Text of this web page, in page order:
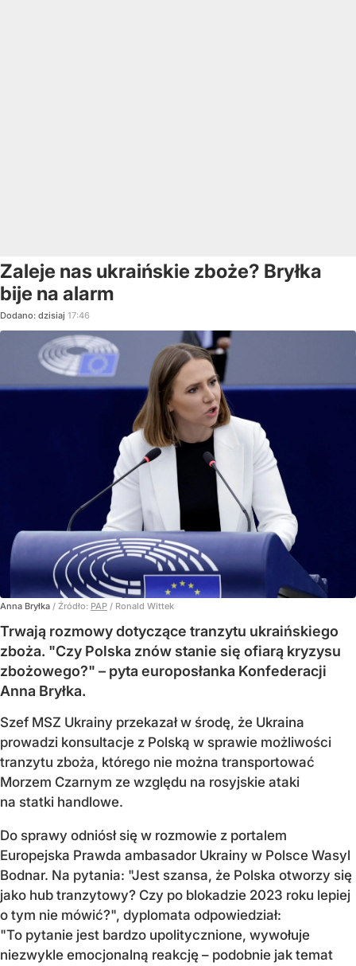
Zaleje nas ukraińskie zboże? Bryłka
bije na alarm
Dodano: dzisiaj 17:46
Anna Bryłka / Źródło: PAP / Ronald Wittek
Trwają rozmowy dotyczące tranzytu ukraińskiego
zboża. "Czy Polska znów stanie się ofiarą kryzysu
zbożowego?" – pyta europosłanka Konfederacji
Anna Bryłka.
Szef MSZ Ukrainy przekazał w środę, że Ukraina
prowadzi konsultacje z Polską w sprawie możliwości
tranzytu zboża, którego nie można transportować
Morzem Czarnym ze względu na rosyjskie ataki
na statki handlowe.
Do sprawy odniósł się w rozmowie z portalem
Europejska Prawda ambasador Ukrainy w Polsce Wasyl
Bodnar. Na pytania: "Jest szansa, że Polska otworzy się
jako hub tranzytowy? Czy po blokadzie 2023 roku lepiej
o tym nie mówić?", dyplomata odpowiedział:
"To pytanie jest bardzo upolitycznione, wywołuje
niezwykle emocjonalną reakcję – podobnie jak temat